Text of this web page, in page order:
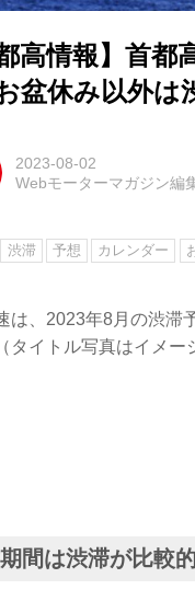
都高情報】首
盆休み以外は
2023-08-02
Webモーターマガジン編
渋滞 予想 カレンダー
は、2023年8月の渋滞
タイトル写真はイメー
間は渋滞が比較